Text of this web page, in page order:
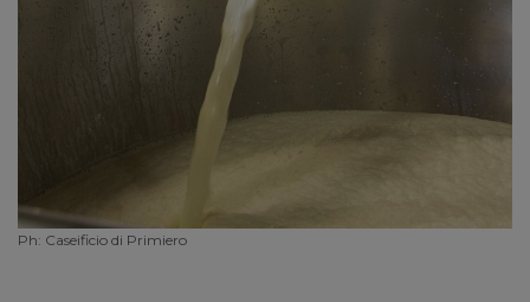
Ph: Caseificio di Primiero